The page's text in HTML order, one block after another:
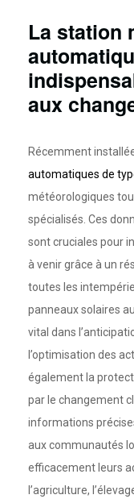
La station
aux
Récemment
automatiques de
météorologiques
spécialisés. Ces
sont cruciales pour
à venir grâce à un
toutes les
panneaux solaires
vital dans
l’optimisation des
également la
par le changement
informations
aux communautés
efficacement leurs
l’agriculture,